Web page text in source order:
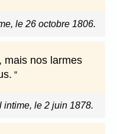
le 26 octobre 1806.
mais nos larmes
intime, le 2 juin 1878.